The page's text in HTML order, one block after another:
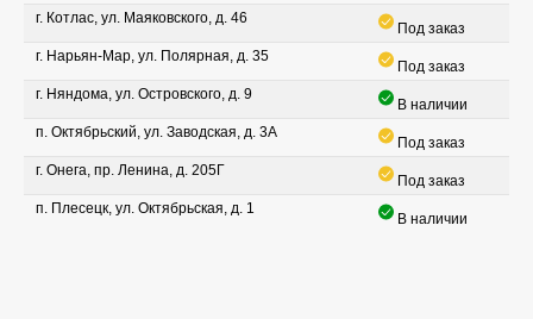
г. Котлас, ул. Маяковского, д. 46
Под заказ
г. Нарьян-Мар, ул. Полярная, д. 35
Под заказ
г. Няндома, ул. Островского, д. 9
В наличии
п. Октябрьский, ул. Заводская, д. 3А
Под заказ
г. Онега, пр. Ленина, д. 205Г
Под заказ
п. Плесецк, ул. Октябрьская, д. 1
В наличии